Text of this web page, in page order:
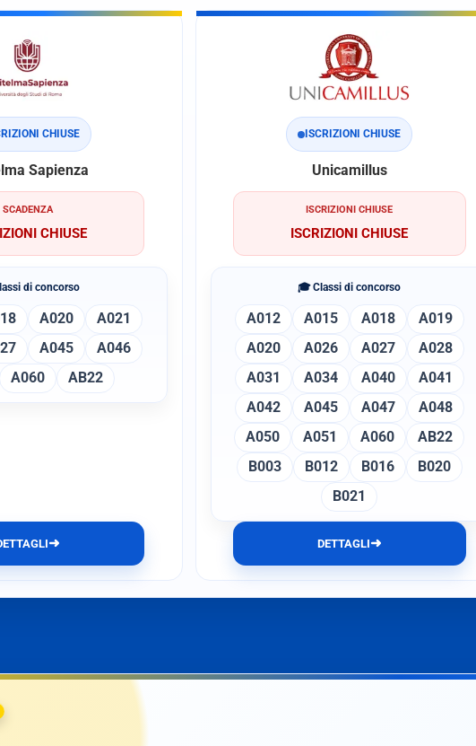
CHIUSE
Sapienza
SCADENZA
CHIUSE
di concorso
A020
A021
A045
A046
A060 AB22
➜
ISCRIZIONI CHIUSE
Unicamillus
ISCRIZIONI CHIUSE
ISCRIZIONI CHIUSE
🎓 Classi di concorso
A012 A015 A018
A019
A020
A026 A027
A028
A031
A034 A040
A041
A042
A045 A047
A048
A050
A051 A060
AB22
B003
B012 B016
B020
B021
DETTAGLI➜